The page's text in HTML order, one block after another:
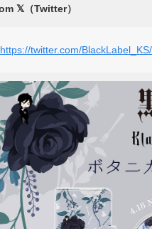
https://twitter.com/